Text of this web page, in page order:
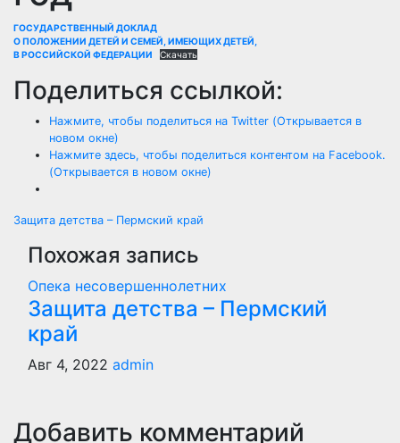
ГОСУДАРСТВЕННЫЙ ДОКЛАД
О ПОЛОЖЕНИИ ДЕТЕЙ И СЕМЕЙ, ИМЕЮЩИХ ДЕТЕЙ,
В РОССИЙСКОЙ ФЕДЕРАЦИИ
Скачать
Поделиться ссылкой:
Нажмите, чтобы поделиться на Twitter (Открывается в
новом окне)
Нажмите здесь, чтобы поделиться контентом на Facebook.
(Открывается в новом окне)
Навигация
по
записям
Защита детства – Пермский край
Похожая запись
Опека несовершеннолетних
Защита детства – Пермский
край
Авг 4, 2022 admin
Добавить комментарий